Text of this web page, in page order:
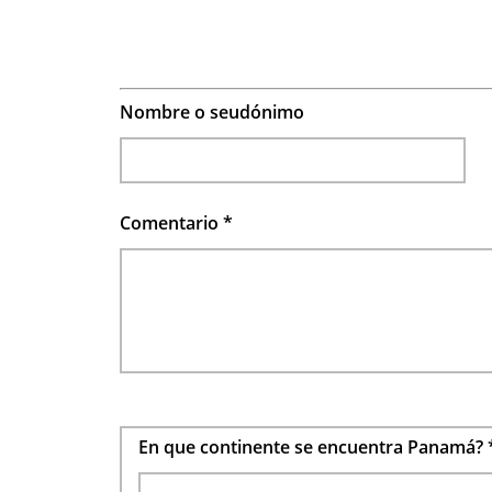
Nombre o seudónimo
Comentario *
En que continente se encuentra Panamá?